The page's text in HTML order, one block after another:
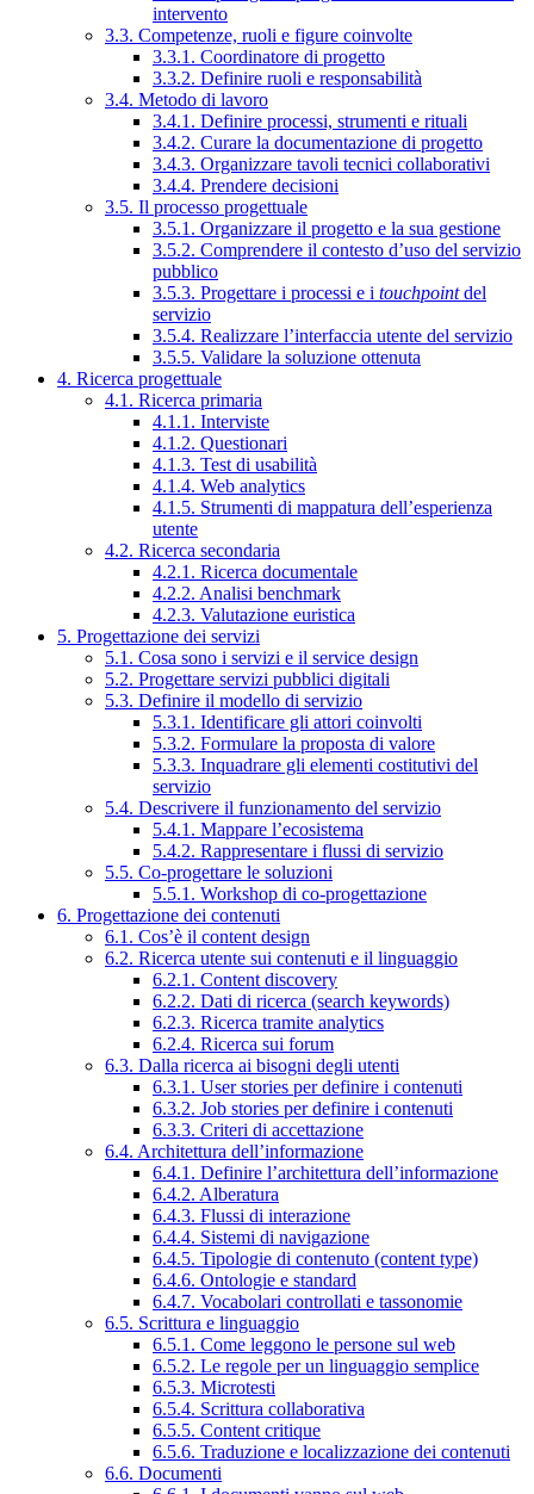
intervento
3.3. Competenze, ruoli e figure coinvolte
3.3.1. Coordinatore di progetto
3.3.2. Definire ruoli e responsabilità
3.4. Metodo di lavoro
3.4.1. Definire processi, strumenti e rituali
3.4.2. Curare la documentazione di progetto
3.4.3. Organizzare tavoli tecnici collaborativi
3.4.4. Prendere decisioni
3.5. Il processo progettuale
3.5.1. Organizzare il progetto e la sua gestione
3.5.2. Comprendere il contesto d’uso del servizio
pubblico
3.5.3. Progettare i processi e i touchpointdel
servizio
3.5.4. Realizzare l’interfaccia utente del servizio
3.5.5. Validare la soluzione ottenuta
4. Ricerca progettuale
4.1. Ricerca primaria
4.1.1. Interviste
4.1.2. Questionari
4.1.3. Test di usabilità
4.1.4. Web analytics
4.1.5. Strumenti di mappatura dell’esperienza
utente
4.2. Ricerca secondaria
4.2.1. Ricerca documentale
4.2.2. Analisi benchmark
4.2.3. Valutazione euristica
5. Progettazione dei servizi
5.1. Cosa sono i servizi e il service design
5.2. Progettare servizi pubblici digitali
5.3. Definire il modello di servizio
5.3.1. Identificare gli attori coinvolti
5.3.2. Formulare la proposta di valore
5.3.3. Inquadrare gli elementi costitutivi del
servizio
5.4. Descrivere il funzionamento del servizio
5.4.1. Mappare l’ecosistema
5.4.2. Rappresentare i flussi di servizio
5.5. Co-progettare le soluzioni
5.5.1. Workshop di co-progettazione
6. Progettazione dei contenuti
6.1. Cos’è il content design
6.2. Ricerca utente sui contenuti e il linguaggio
6.2.1. Content discovery
6.2.2. Dati di ricerca (search keywords)
6.2.3. Ricerca tramite analytics
6.2.4. Ricerca sui forum
6.3. Dalla ricerca ai bisogni degli utenti
6.3.1. User stories per definire i contenuti
6.3.2. Job stories per definire i contenuti
6.3.3. Criteri di accettazione
6.4. Architettura dell’informazione
6.4.1. Definire l’architettura dell’informazione
6.4.2. Alberatura
6.4.3. Flussi di interazione
6.4.4. Sistemi di navigazione
6.4.5. Tipologie di contenuto (content type)
6.4.6. Ontologie e standard
6.4.7. Vocabolari controllati e tassonomie
6.5. Scrittura e linguaggio
6.5.1. Come leggono le persone sul web
6.5.2. Le regole per un linguaggio semplice
6.5.3. Microtesti
6.5.4. Scrittura collaborativa
6.5.5. Content critique
6.5.6. Traduzione e localizzazione dei contenuti
6.6. Documenti